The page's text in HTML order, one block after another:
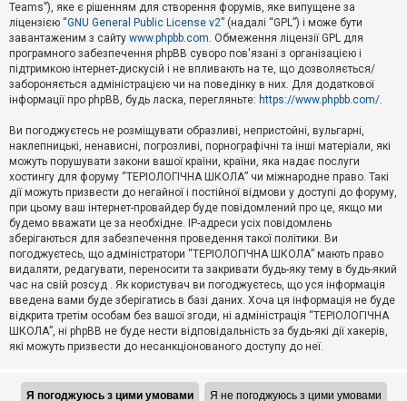
А
к
т
и
в
н
і
м
и
П
о
ш
у
Д
о
п
о
м
Teams”), яке є рішенням для створення форумів, яке випущене за
ліцензією “GNU General Public License v2” (надалі “GPL”) і може бути
завантаженим з сайту www.phpbb.com. Обмеження ліцензії GPL для
програмного забезпечення phpBB суворо пов'язані з організацією і
підтримкою інтернет-дискусій і не впливають на те, що дозволяється/
забороняється адміністрацією чи на поведінку в них. Для додаткової
інформації про phpBB, будь ласка, перегляньте: https://www.phpbb.com/.
Ви погоджуєтесь не розміщувати образливі, непристойні, вульгарні,
наклепницькі, ненависні, погрозливі, порнографічні та інші матеріали, які
можуть порушувати закони вашої країни, країни, яка надає послуги
хостингу для форуму “ТЕРІОЛОГІЧНА ШКОЛА” чи міжнародне право. Такі
дії можуть призвести до негайної і постійної відмови у доступі до форуму,
при цьому ваш інтернет-провайдер буде повідомлений про це, якщо ми
будемо вважати це за необхідне. IP-адреси усіх повідомлень
зберігаються для забезпечення проведення такої політики. Ви
погоджуєтесь, що адміністратори “ТЕРІОЛОГІЧНА ШКОЛА” мають право
видаляти, редагувати, переносити та закривати будь-яку тему в будь-який
час на свій розсуд . Як користувач ви погоджуєтесь, що уся інформація
введена вами буде зберігатись в базі даних. Хоча ця інформація не буде
відкрита третім особам без вашої згоди, ні адміністрація “ТЕРІОЛОГІЧНА
ШКОЛА”, ні phpBB не буде нести відповідальність за будь-які дії хакерів,
які можуть призвести до несанкціонованого доступу до неї.